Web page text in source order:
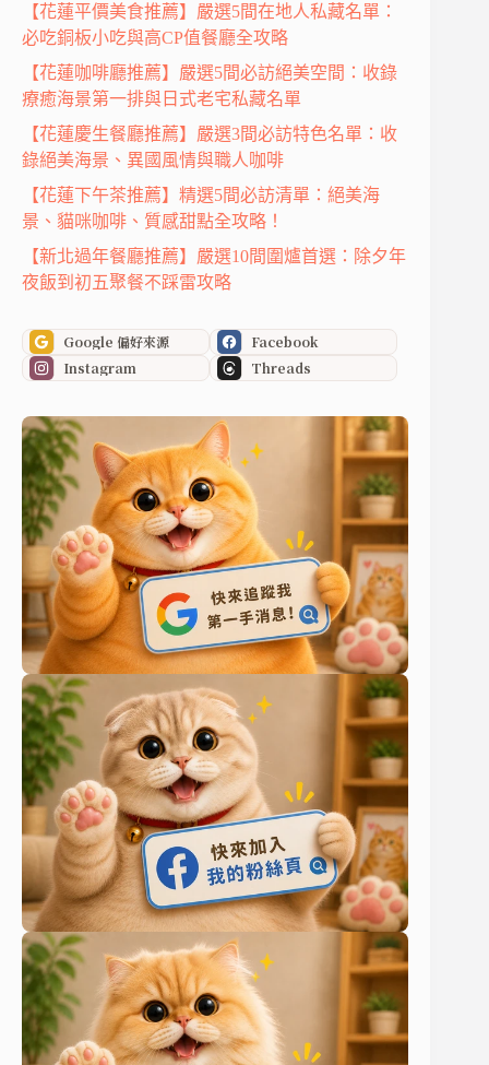
【花蓮平價美食推薦】嚴選5間在地人私藏名單：
必吃銅板小吃與高CP值餐廳全攻略
【花蓮咖啡廳推薦】嚴選5間必訪絕美空間：收錄
療癒海景第一排與日式老宅私藏名單
【花蓮慶生餐廳推薦】嚴選3間必訪特色名單：收
錄絕美海景、異國風情與職人咖啡
【花蓮下午茶推薦】精選5間必訪清單：絕美海
景、貓咪咖啡、質感甜點全攻略！
【新北過年餐廳推薦】嚴選10間圍爐首選：除夕年
夜飯到初五聚餐不踩雷攻略
Google 偏好來源
Facebook
Instagram
Threads